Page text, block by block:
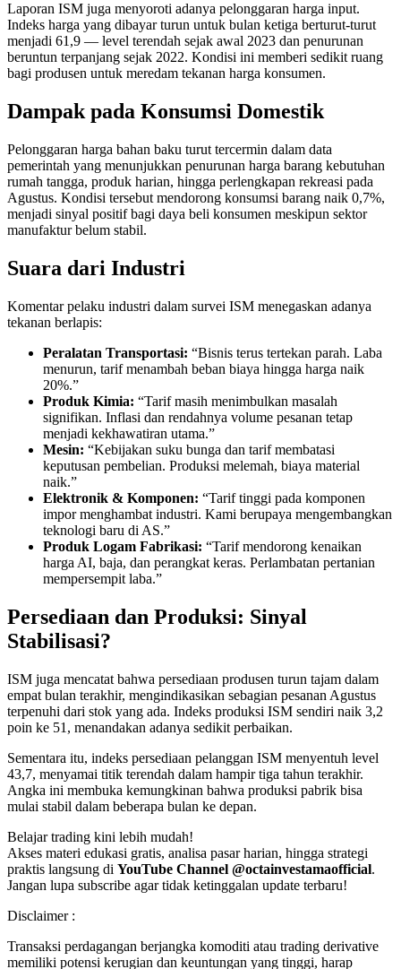
Laporan ISM juga menyoroti adanya pelonggaran harga input.
Indeks harga yang dibayar turun untuk bulan ketiga berturut-turut
menjadi 61,9 — level terendah sejak awal 2023 dan penurunan
beruntun terpanjang sejak 2022. Kondisi ini memberi sedikit ruang
bagi produsen untuk meredam tekanan harga konsumen.
Dampak pada Konsumsi Domestik
Pelonggaran harga bahan baku turut tercermin dalam data
pemerintah yang menunjukkan penurunan harga barang kebutuhan
rumah tangga, produk harian, hingga perlengkapan rekreasi pada
Agustus. Kondisi tersebut mendorong konsumsi barang naik 0,7%,
menjadi sinyal positif bagi daya beli konsumen meskipun sektor
manufaktur belum stabil.
Suara dari Industri
Komentar pelaku industri dalam survei ISM menegaskan adanya
tekanan berlapis:
Peralatan Transportasi: “Bisnis terus tertekan parah. Laba
menurun, tarif menambah beban biaya hingga harga naik
20%.”
Produk Kimia: “Tarif masih menimbulkan masalah
signifikan. Inflasi dan rendahnya volume pesanan tetap
menjadi kekhawatiran utama.”
Mesin: “Kebijakan suku bunga dan tarif membatasi
keputusan pembelian. Produksi melemah, biaya material
naik.”
Elektronik & Komponen: “Tarif tinggi pada komponen
impor menghambat industri. Kami berupaya mengembangkan
teknologi baru di AS.”
Produk Logam Fabrikasi: “Tarif mendorong kenaikan
harga AI, baja, dan perangkat keras. Perlambatan pertanian
mempersempit laba.”
Persediaan dan Produksi: Sinyal
Stabilisasi?
ISM juga mencatat bahwa persediaan produsen turun tajam dalam
empat bulan terakhir, mengindikasikan sebagian pesanan Agustus
terpenuhi dari stok yang ada. Indeks produksi ISM sendiri naik 3,2
poin ke 51, menandakan adanya sedikit perbaikan.
Sementara itu, indeks persediaan pelanggan ISM menyentuh level
43,7, menyamai titik terendah dalam hampir tiga tahun terakhir.
Angka ini membuka kemungkinan bahwa produksi pabrik bisa
mulai stabil dalam beberapa bulan ke depan.
Belajar trading kini lebih mudah!
Akses materi edukasi gratis, analisa pasar harian, hingga strategi
praktis langsung di YouTube Channel @octainvestamaofficial.
Jangan lupa subscribe agar tidak ketinggalan update terbaru!
Disclaimer :
Transaksi perdagangan berjangka komoditi atau trading derivative
memiliki potensi kerugian dan keuntungan yang tinggi, harap